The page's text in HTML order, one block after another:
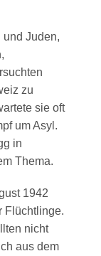
und Juden,
zu
sie oft
um Asyl.
in
Thema.
1942
Flüchtlinge.
nicht
aus dem